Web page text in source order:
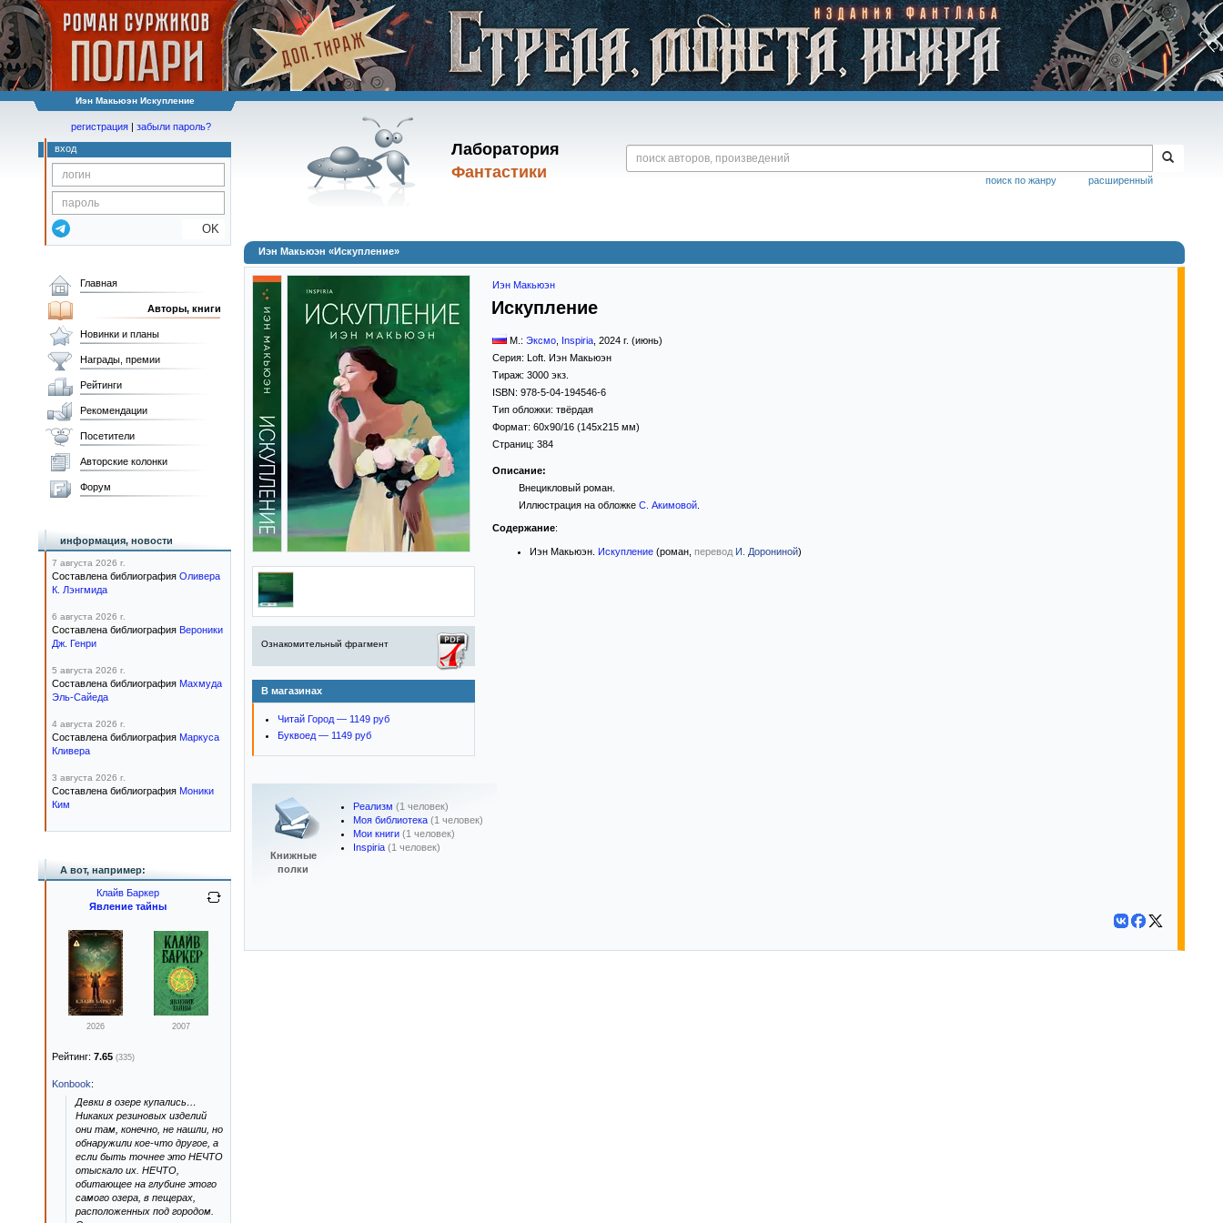
Иэн Макьюэн Искупление
Лаборатория
Фантастики
расширенный
поиск по жанру
регистрация | забыли пароль?
вход
OK
Иэн Макьюэн «Искупление»
Ознакомительный фрагмент
В магазинах
Читай Город — 1149 руб
Буквоед — 1149 руб
Иэн Макьюэн
Искупление
М.: Эксмо Inspiria 2024 г. (июнь)
Серия: Loft. Иэн Макьюэн
Тираж: 3000 экз.
ISBN: 978-5-04-194546-6
Тип обложки: твёрдая
Формат: 60x90/16 (145x215 мм)
Страниц: 384
Описание:
Внецикловый роман.
Иллюстрация на обложке С. Акимовой.
Содержание:
Иэн Макьюэн. Искупление (роман, перевод И. Дорониной)
Книжные
полки
Реализм (1 человек)
Моя библиотека (1 человек)
Мои книги (1 человек)
Inspiria (1 человек)
Главная
Авторы, книги
Новинки и планы
Награды, премии
Рейтинги
Рекомендации
Посетители
Авторские колонки
Форум
информация, новости
7 августа 2026 г.
Составлена библиография Оливера
К. Лэнгмида
6 августа 2026 г.
Составлена библиография Вероники
Дж. Генри
5 августа 2026 г.
Составлена библиография Махмуда
Эль-Сайеда
4 августа 2026 г.
Составлена библиография Маркуса
Кливера
3 августа 2026 г.
Составлена библиография Моники
Ким
А вот, например:
Клайв Баркер
Явление тайны
2026 2007
Рейтинг: 7.65 (335)
Konbook:
Девки в озере купались…
Никаких резиновых изделий
они там, конечно, не нашли, но
обнаружили кое-что другое, а
если быть точнее это НЕЧТО
отыскало их. НЕЧТО,
обитающее на глубине этого
самого озера, в пещерах,
расположенных под городом.